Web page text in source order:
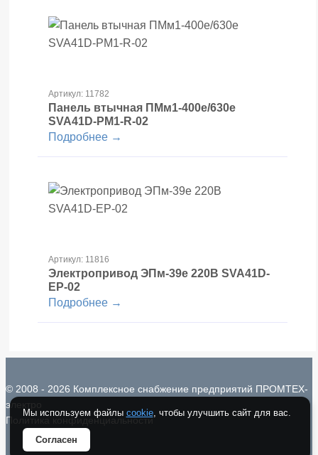
Артикул: 11782
Панель втычная ПМм1-400е/630е
SVA41D-PM1-R-02
Подробнее →
Артикул: 11816
Электропривод ЭПм-39е 220В SVA41D-
EP-02
Подробнее →
© 2008 - 2026 Комплексное снабжение предприятий ПРОМТЕХ-
электро
Политика конфиденциальности
Мы используем файлы cookie, чтобы улучшить сайт для вас.
Согласен